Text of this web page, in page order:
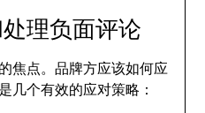
理负面评论
焦点。品牌方应该如何应
几个有效的应对策略：